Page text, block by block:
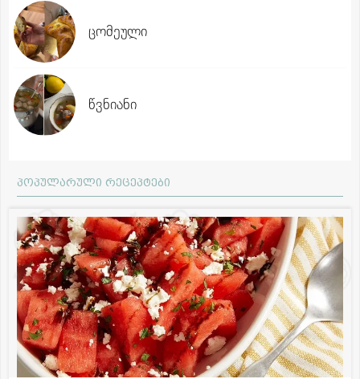
ცომეული
წვნიანი
პოპულარული რეცეპტები